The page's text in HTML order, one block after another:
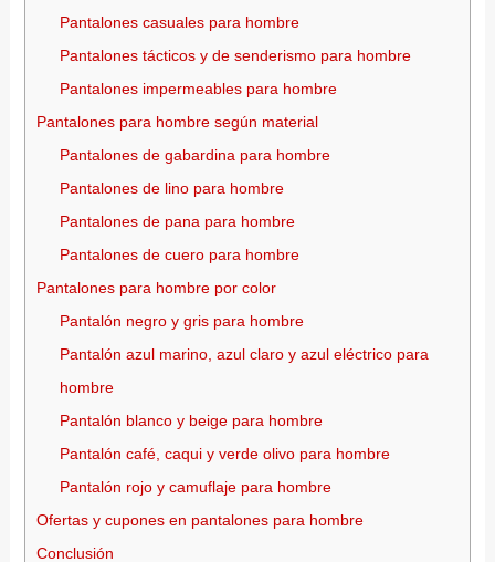
Pantalones casuales para hombre
Pantalones tácticos y de senderismo para hombre
Pantalones impermeables para hombre
Pantalones para hombre según material
Pantalones de gabardina para hombre
Pantalones de lino para hombre
Pantalones de pana para hombre
Pantalones de cuero para hombre
Pantalones para hombre por color
Pantalón negro y gris para hombre
Pantalón azul marino, azul claro y azul eléctrico para
hombre
Pantalón blanco y beige para hombre
Pantalón café, caqui y verde olivo para hombre
Pantalón rojo y camuflaje para hombre
Ofertas y cupones en pantalones para hombre
Conclusión